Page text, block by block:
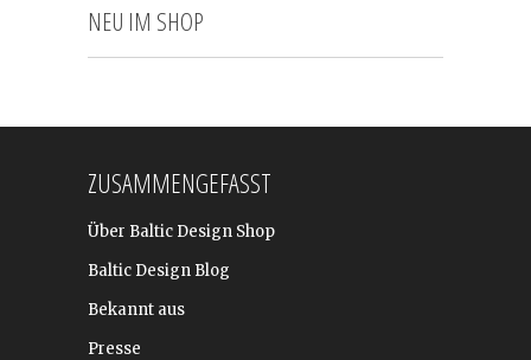
NEU IM SHOP
ZUSAMMENGEFASST
Über Baltic Design Shop
Baltic Design Blog
Bekannt aus
Presse